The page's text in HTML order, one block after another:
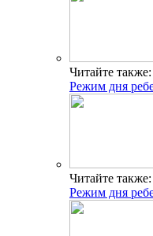
Читайте также:
Режим дня
Читайте также:
Режим дня